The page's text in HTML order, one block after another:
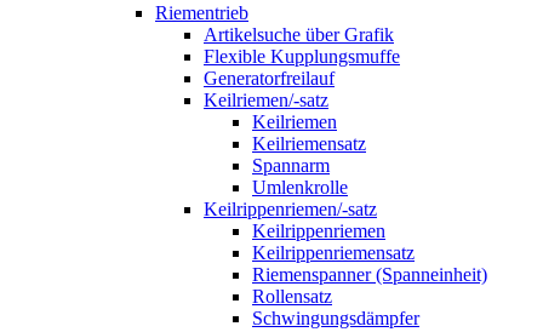
Riementrieb
Artikelsuche über Grafik
Flexible Kupplungsmuffe
Generatorfreilauf
Keilriemen/-satz
Keilriemen
Keilriemensatz
Spannarm
Umlenkrolle
Keilrippenriemen/-satz
Keilrippenriemen
Keilrippenriemensatz
Riemenspanner (Spanneinheit)
Rollensatz
Schwingungsdämpfer